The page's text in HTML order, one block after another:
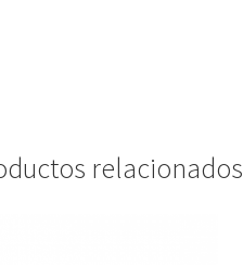
relacionados